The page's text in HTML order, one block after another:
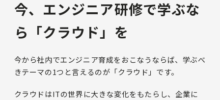
今、エンジニア研修で学ぶな
ら「クラウド」を
今から社内でエンジニア育成をおこなうならば、学ぶべ
きテーマの1つと言えるのが「クラウド」です。
クラウドはITの世界に大きな変化をもたらし、企業に